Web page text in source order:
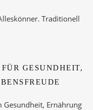
Traditionell
GESUNDHEIT,
Gesundheit, Ernährung